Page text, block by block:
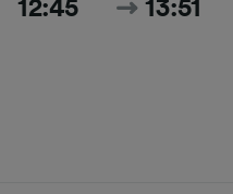
12:45 13:51